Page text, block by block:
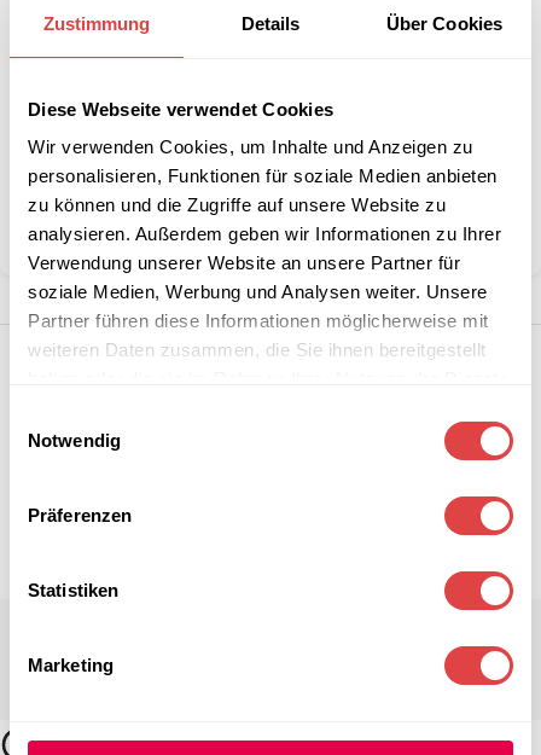
Zustimmung Details Über Cookies
Diese Webseite verwendet Cookies
Wir verwenden Cookies, um Inhalte und Anzeigen zu
personalisieren, Funktionen für soziale Medien anbieten
zu können und die Zugriffe auf unsere Website zu
analysieren. Außerdem geben wir Informationen zu Ihrer
Verwendung unserer Website an unsere Partner für
soziale Medien, Werbung und Analysen weiter. Unsere
Partner führen diese Informationen möglicherweise mit
weiteren Daten zusammen, die Sie ihnen bereitgestellt
Notwendig
Präferenzen
Statistiken
Marketing
größeren
Stückzahlen?
B2B-Angebot
anfordern
Artikelnummer:LuigiGR
Kategorie: Gartenstühle und -sessel
Marke:Gastro Uzal
Teilen: